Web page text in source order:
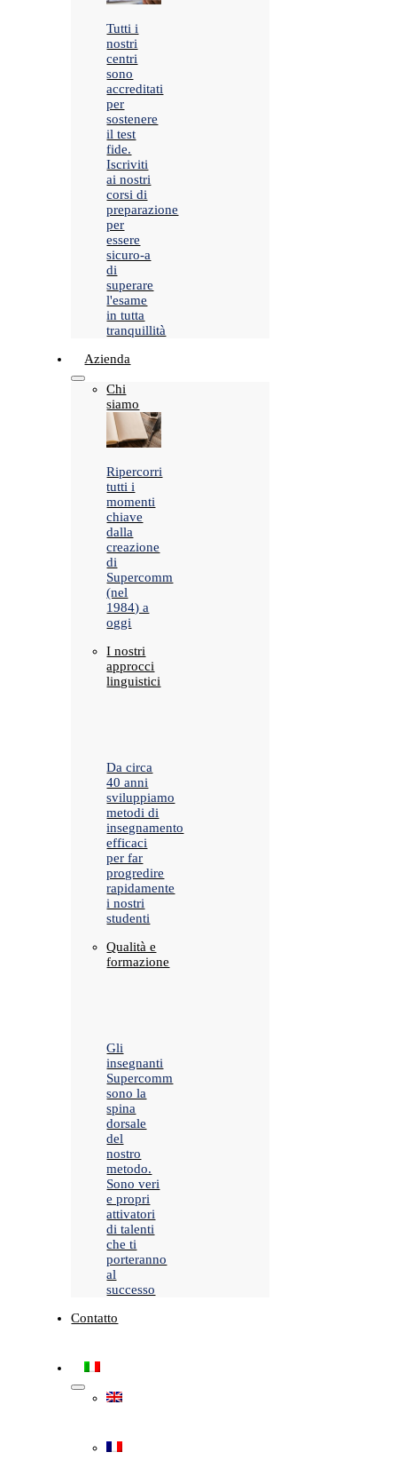
Tutti i
nostri
centri
sono
accreditati
per
sostenere
il test
fide.
Iscriviti
ai nostri
corsi di
preparazione
per
essere
sicuro-a
di
superare
l'esame
in tutta
tranquillità
Azienda
Chi
siamo
Ripercorri
tutti i
momenti
chiave
dalla
creazione
di
Supercomm
(nel
1984) a
oggi
I nostri
approcci
linguistici
Da circa
40 anni
sviluppiamo
metodi di
insegnamento
efficaci
per far
progredire
rapidamente
i nostri
studenti
Qualità e
formazione
Gli
insegnanti
Supercomm
sono la
spina
dorsale
del
nostro
metodo.
Sono veri
e propri
attivatori
di talenti
che ti
porteranno
al
successo
Contatto